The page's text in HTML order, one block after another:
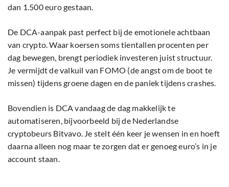
dan 1.500 euro gestaan.
De DCA-aanpak past perfect bij de emotionele achtbaan
van crypto. Waar koersen soms tientallen procenten per
dag bewegen, brengt periodiek investeren juist structuur.
Je vermijdt de valkuil van FOMO (de angst om de boot te
missen) tijdens groene dagen en de paniek tijdens crashes.
Bovendien is DCA vandaag de dag makkelijk te
automatiseren, bijvoorbeeld bij de Nederlandse
cryptobeurs Bitvavo. Je stelt één keer je wensen in en hoeft
daarna alleen nog maar te zorgen dat er genoeg euro’s in je
account staan.